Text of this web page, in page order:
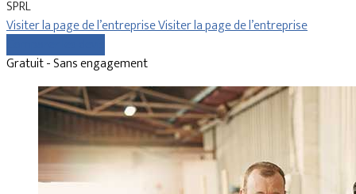
SPRL
Visiter la page de l’entrepriseVisiter la page de l’entreprise
Gratuit - Sans engagement